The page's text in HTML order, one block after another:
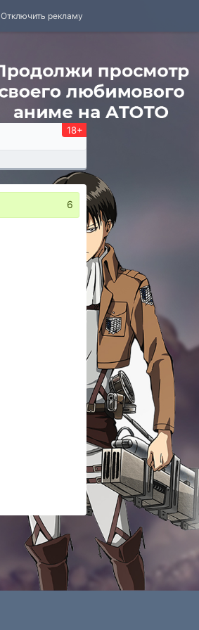
Отключить рекламу
18+
6